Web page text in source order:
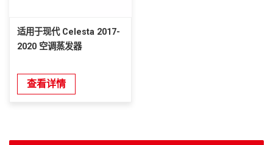
适用于现代 Celesta 2017-
2020 空调蒸发器
查看详情